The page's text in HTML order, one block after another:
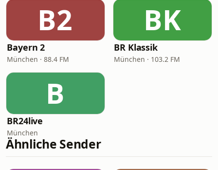
B2
Bayern 2
München · 88.4 FM
BK
BR Klassik
München · 103.2 FM
B
BR24live
München
Ähnliche Sender